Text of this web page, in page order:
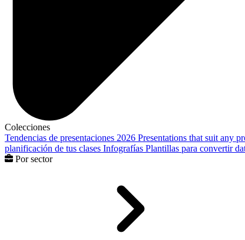
Colecciones
Tendencias de presentaciones 2026 Presentations that suit any
planificación de tus clases Infografías Plantillas para convertir
Por sector